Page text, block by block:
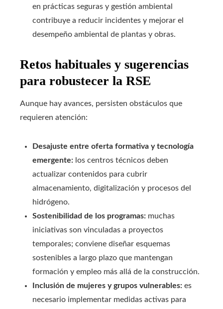
en prácticas seguras y gestión ambiental
contribuye a reducir incidentes y mejorar el
desempeño ambiental de plantas y obras.
Retos habituales y sugerencias
para robustecer la RSE
Aunque hay avances, persisten obstáculos que
requieren atención:
Desajuste entre oferta formativa y tecnología
emergente: los centros técnicos deben
actualizar contenidos para cubrir
almacenamiento, digitalización y procesos del
hidrógeno.
Sostenibilidad de los programas: muchas
iniciativas son vinculadas a proyectos
temporales; conviene diseñar esquemas
sostenibles a largo plazo que mantengan
formación y empleo más allá de la construcción.
Inclusión de mujeres y grupos vulnerables: es
necesario implementar medidas activas para